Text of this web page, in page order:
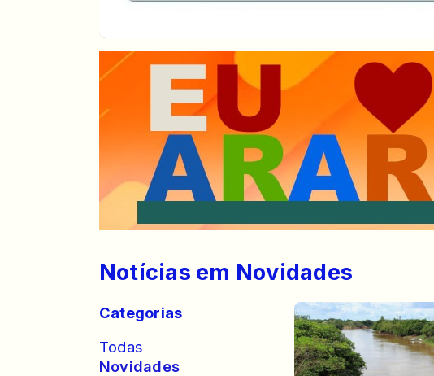
Notícias em Novidades
Categorias
Todas
Novidades